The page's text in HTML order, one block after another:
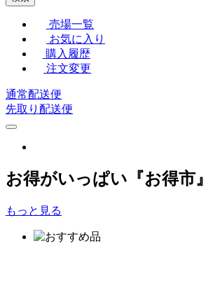
売場一覧
お気に入り
購入履歴
注文変更
通常配送便
先取り配送便
お得がいっぱい『お得市』
もっと見る